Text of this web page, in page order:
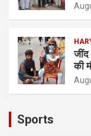
जींद
की
Sports